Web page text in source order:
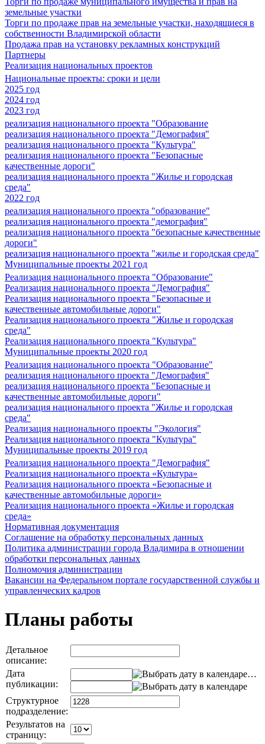
земельные участки
Торги по продаже прав на земельные участки, находящиеся в
собственности Владимирской области
Продажа прав на установку рекламных конструкций
Партнеры
Реализация национальных проектов
Национальные проекты: сроки и цели
2025 год
2024 год
2023 год
реализация национального проекта "Образование
реализация национального проекта "Демография"
реализация национального проекта "Культура"
реализация национального проекта "Безопасные
качественные дороги"
реализация национального проекта "Жилье и городская
среда"
2022 год
реализация национального проекта "образование"
реализация национального проекта "демография"
реализация национального проекта "безопасные качественные
дороги"
реализация национального проекта "жилье и городская среда"
Муниципальные проекты 2021 год
Реализация национального проекта "Образование"
Реализация национального проекта "Демография"
Реализация национального проекта "Безопасные и
качественные автомобильные дороги"
Реализация национального проекта "Жилье и городская
среда"
Реализация национального проекта "Культура"
Муниципальные проекты 2020 год
Реализация национального проекта "Образование"
реализация национального проекта "Демография"
реализация национального проекта "Безопасные и
качественные автомобильные дороги"
реализация национального проекта "Жилье и городская
среда"
Реализация национального проекты "Экология"
Реализация национального проекта "Культура"
Муниципальные проекты 2019 год
Реализация национального проекта "Демография"
Реализация национального проекта «Культура»
Реализация национального проекта «Безопасные и
качественные автомобильные дороги»
Реализация национального проекта «Жилье и городская
среда»
Нормативная документация
Соглашение на обработку персональных данных
Политика администрации города Владимира в отношении
обработки персональных данных
Полномочия администрации
Вакансии на Федеральном портале государственной службы и
управленческих кадров
Планы работы
Детальное
описание:
Дата
публикации:
…
Структурное
подразделение:
Результатов на
страницу: